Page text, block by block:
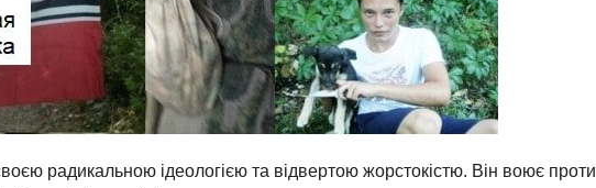
радикальною ідеологією та відвертою жорстокістю. Він воює проти